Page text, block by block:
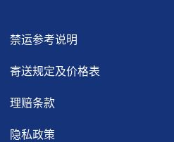
禁运参考说明
寄送规定及价格表
理赔条款
隐私政策